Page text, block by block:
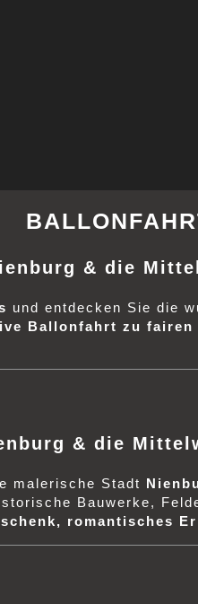
& die
und entdecken Sie die
Ballonfahrt zu fairen
& die
malerische Stadt
Bauwerke,
romantisches